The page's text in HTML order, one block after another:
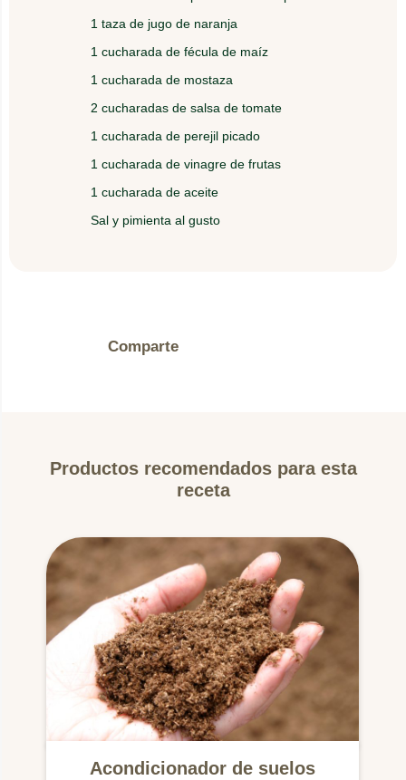
1 taza de jugo de naranja
1 cucharada de fécula de maíz
1 cucharada de mostaza
2 cucharadas de salsa de tomate
1 cucharada de perejil picado
1 cucharada de vinagre de frutas
1 cucharada de aceite
Sal y pimienta al gusto
por cinco minutos.
Sirva caliente.
Comparte
Productos recomendados para esta
receta
Acondicionador de suelos